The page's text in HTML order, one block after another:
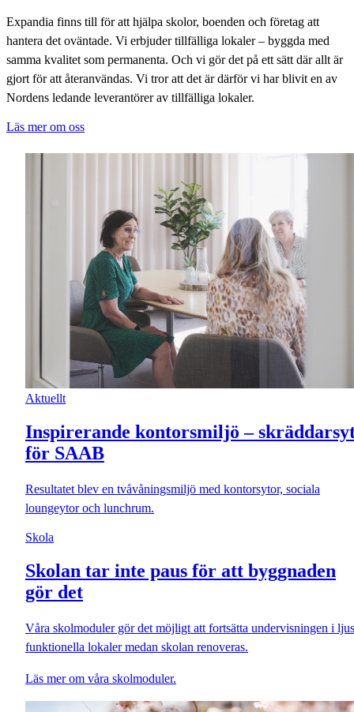
Expandia finns till för att hjälpa skolor, boenden och företag att
hantera det oväntade. Vi erbjuder tillfälliga lokaler – byggda med
samma kvalitet som permanenta. Och vi gör det på ett sätt där allt är
gjort för att återanvändas. Vi tror att det är därför vi har blivit en av
Nordens ledande leverantörer av tillfälliga lokaler.
Läs mer om oss
Aktuellt
Inspirerande kontorsmiljö –
för SAAB
Resultatet blev en tvåvåningsmiljö med kontorsytor, sociala
loungeytor och lunchrum.
Skola
Skolan tar inte paus för att byggnaden
gör det
Våra skolmoduler gör det möjligt att fortsätta undervisningen i
funktionella lokaler medan skolan renoveras.
Läs mer om våra skolmoduler.